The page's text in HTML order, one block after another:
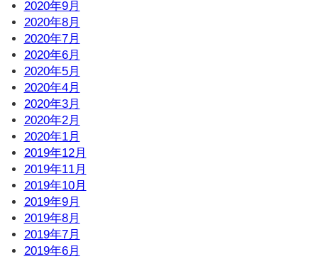
2020年9月
2020年8月
2020年7月
2020年6月
2020年5月
2020年4月
2020年3月
2020年2月
2020年1月
2019年12月
2019年11月
2019年10月
2019年9月
2019年8月
2019年7月
2019年6月